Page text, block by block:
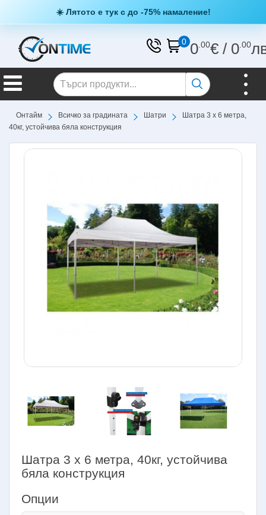
☀️ Лятото е тук с до -75% намаление!
0 0.00€/ 0.00
Онтайм Всичко за градината Шатри
Шатра 3 х 6 метра,
40кг, устойчива бяла конструкция
Шатра 3 х 6 метра, 40кг, устойчива
бяла конструкция
Опции